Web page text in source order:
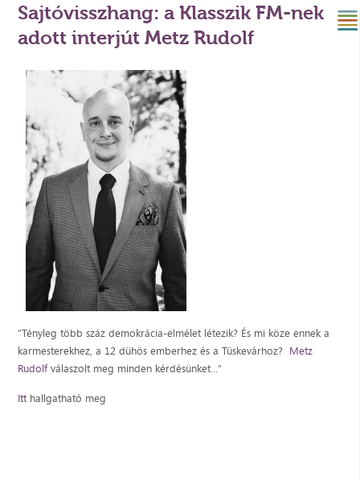
Sajtóvisszhang: a Klasszik FM-nek
adott interjút Metz Rudolf
"Tényleg több száz demokrácia-elmélet létezik? És mi köze ennek a
karmesterekhez, a 12 dühös emberhez és a Tüskevárhoz? Metz
Rudolfválaszolt meg minden kérdésünket..."
Itt hallgatható meg